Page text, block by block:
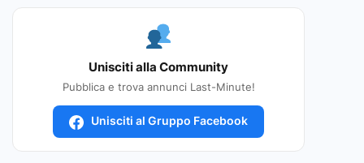
Unisciti alla Community
Pubblica e trova annunci Last-Minute!
Unisciti al Gruppo Facebook